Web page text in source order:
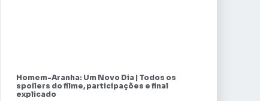
Homem-Aranha: Um Novo Dia | Todos os
spoilers do filme, participações e final
explicado